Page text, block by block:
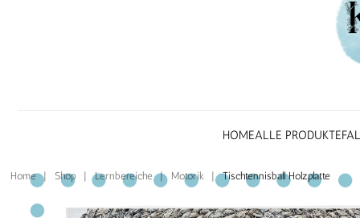
HOMEALLE PRODUKTE
Home | Shop Lernbereiche | Motorik Tischtennisball Holzplatte